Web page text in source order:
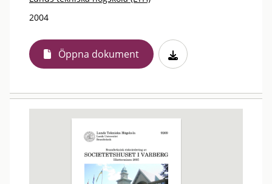
2004
Öppna dokument